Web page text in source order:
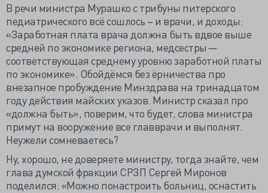
В речи министра Мурашко с трибуны питерского
педиатрического всё сошлось – и врачи, и доходы:
«Заработная плата врача должна быть вдвое выше
средней по экономике региона, медсестры—
соответствующая среднему уровню заработной платы
по экономике». Обойдёмся без ёрничества про
внезапное пробуждение Минздрава на тринадцатом
году действия майских указов. Министр сказал про
«должна быть», поверим, что будет, слова министра
примут на вооружение все главврачи и выполнят.
Неужели сомневаетесь?
Ну, хорошо, не доверяете министру, тогда знайте, чем
глава думской фракции СРЗП Сергей Миронов
поделился: «Можно понастроить больниц, оснастить